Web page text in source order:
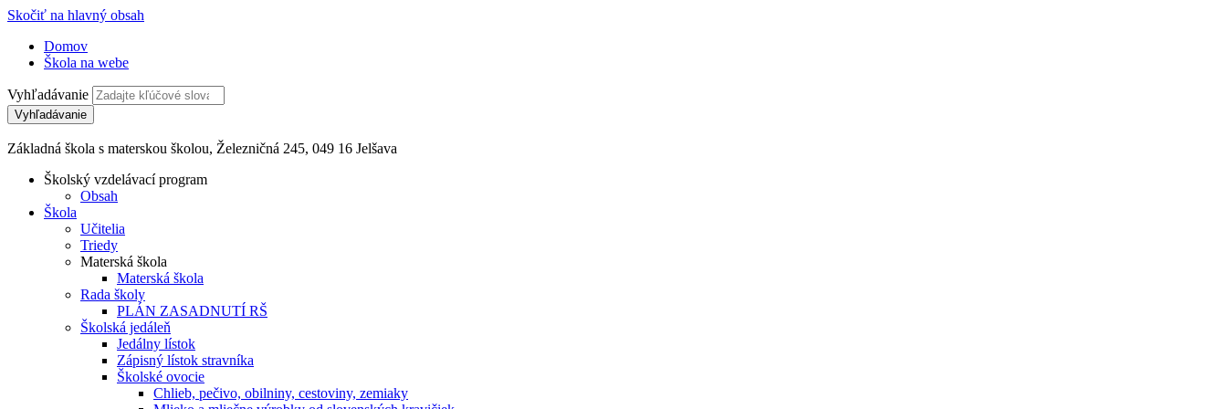
Skočiť na hlavný obsah
Domov
Škola na webe
Vyhľadávanie
Základná škola s materskou školou, Železničná 245, 049 16 Jelšava
Školský vzdelávací program
Obsah
Škola
Učitelia
Triedy
Materská škola
Materská škola
Rada školy
PLÁN ZASADNUTÍ RŠ
Školská jedáleň
Jedálny lístok
Zápisný lístok stravníka
Školské ovocie
Chlieb, pečivo, obilniny, cestoviny, zemiaky